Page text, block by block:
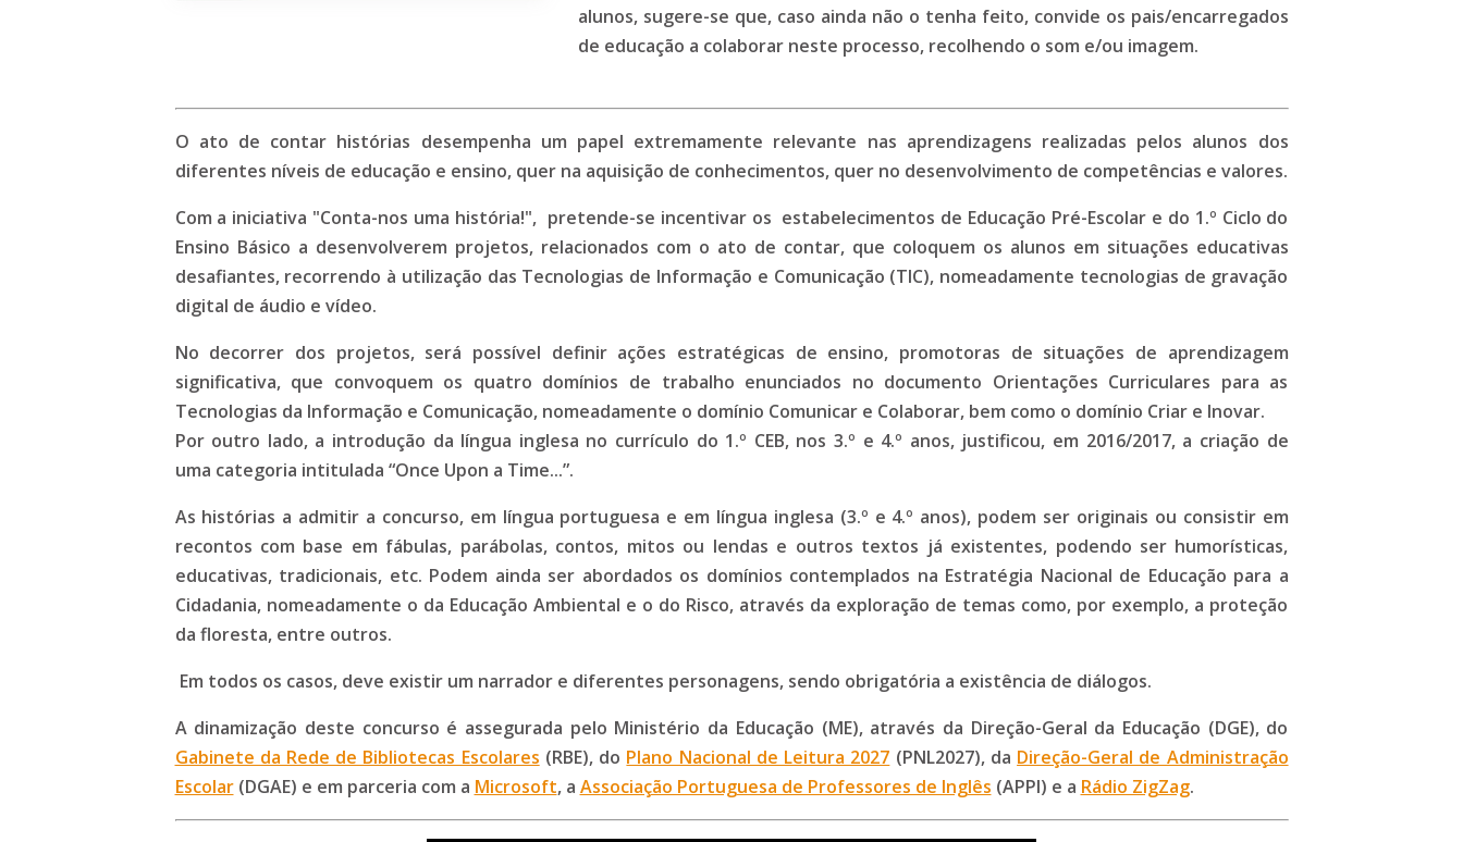
alunos, sugere-se que, caso ainda não o tenha feito, convide os pais/encarregados
de educação a colaborar neste processo, recolhendo o som e/ou imagem.
O ato de contar histórias desempenha um papel extremamente relevante nas aprendizagens realizadas pelos alunos dos
diferentes níveis de educação e ensino, quer na aquisição de conhecimentos, quer no desenvolvimento de competências e valores.
Com a iniciativa "Conta-nos uma história!", pretende-se incentivar os estabelecimentos de Educação Pré-Escolar e do 1.º Ciclo do
Ensino Básico a desenvolverem projetos, relacionados com o ato de contar, que coloquem os alunos em situações educativas
desafiantes, recorrendo à utilização das Tecnologias de Informação e Comunicação (TIC), nomeadamente tecnologias de gravação
digital de áudio e vídeo.
No decorrer dos projetos, será possível definir ações estratégicas de ensino, promotoras de situações de aprendizagem
significativa, que convoquem os quatro domínios de trabalho enunciados no documento Orientações Curriculares para as
Tecnologias da Informação e Comunicação, nomeadamente o domínio Comunicar e Colaborar, bem como o domínio Criar e Inovar.
Por outro lado, a introdução da língua inglesa no currículo do 1.º CEB, nos 3.º e 4.º anos, justificou, em 2016/2017, a criação de
uma categoria intitulada “Once Upon a Time...”.
As histórias a admitir a concurso, em língua portuguesa e em língua inglesa (3.º e 4.º anos), podem ser originais ou consistir em
recontos com base em fábulas, parábolas, contos, mitos ou lendas e outros textos já existentes, podendo ser humorísticas,
educativas, tradicionais, etc. Podem ainda ser abordados os domínios contemplados na Estratégia Nacional de Educação para a
Cidadania, nomeadamente o da Educação Ambiental e o do Risco, através da exploração de temas como, por exemplo, a proteção
da floresta, entre outros.
Em todos os casos, deve existir um narrador e diferentes personagens, sendo obrigatória a existência de diálogos.
A dinamização deste concurso é assegurada pelo Ministério da Educação (ME), através da Direção-Geral da Educação (DGE), do
Gabinete da Rede de Bibliotecas Escolares (RBE), do Plano Nacional de Leitura 2027 (PNL2027), da Direção-Geral de Administração
Escolar(DGAE) e em parceria com a Microsoft, a Associação Portuguesa de Professores de Inglês (APPI) e a Rádio ZigZag.